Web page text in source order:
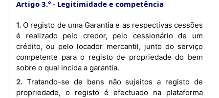
Artigo 3.° Legitimidade e competência
1. O registo de uma Garantia e as respectivas cessões
é realizado pelo credor, pelo cessionário de um
crédito, ou pelo locador mercantil, junto do serviço
competente para o registo de propriedade do bem
sobre o qual incida a garantia.
2. Tratando-se de bens não sujeitos a registo de
propriedade, o registo é efectuado na plataforma